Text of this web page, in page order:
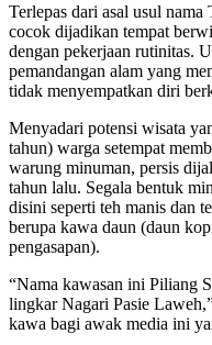
Terlepas dari asal usul
cocok dijadikan tempat
dengan pekerjaan rutinitas.
pemandangan alam yang
tidak menyempatkan diri
Menyadari potensi wisata
tahun) warga setempat
warung minuman, persis
tahun lalu. Segala bentuk
disini seperti teh manis dan
berupa kawa daun (daun
pengasapan).
“Nama kawasan ini Piliang
lingkar Nagari Pasie
kawa bagi awak media ini